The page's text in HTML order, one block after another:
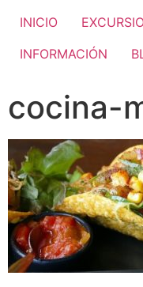
INICIO
INFORMACIÓN
cocina-